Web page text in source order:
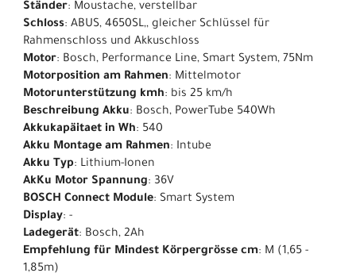
Ständer: Moustache, verstellbar
Schloss: ABUS, 4650SL,, gleicher Schlüssel für
Rahmenschloss und Akkuschloss
Motor: Bosch, Performance Line, Smart System, 75Nm
Motorposition am Rahmen: Mittelmotor
Motorunterstützung kmh: bis 25 km/h
Beschreibung Akku: Bosch, PowerTube 540Wh
Akkukapäitaet in Wh: 540
Akku Montage am Rahmen: Intube
Akku Typ: Lithium-Ionen
AkKu Motor Spannung: 36V
BOSCH Connect Module: Smart System
Display: -
Ladegerät: Bosch, 2Ah
Empfehlung für Mindest Körpergrösse cm: M (1,65 -
1,85m)